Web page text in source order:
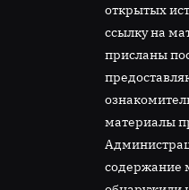
открытых
ссылку на
присланы
материалы
содержание